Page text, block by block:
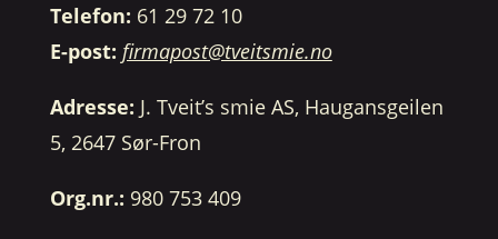
Telefon: 61 29 72 10
E-post: firmapost@tveitsmie.no
Adresse: J. Tveit’s smie AS, Haugansgeilen
5, 2647 Sør-Fron
Org.nr.: 980 753 409